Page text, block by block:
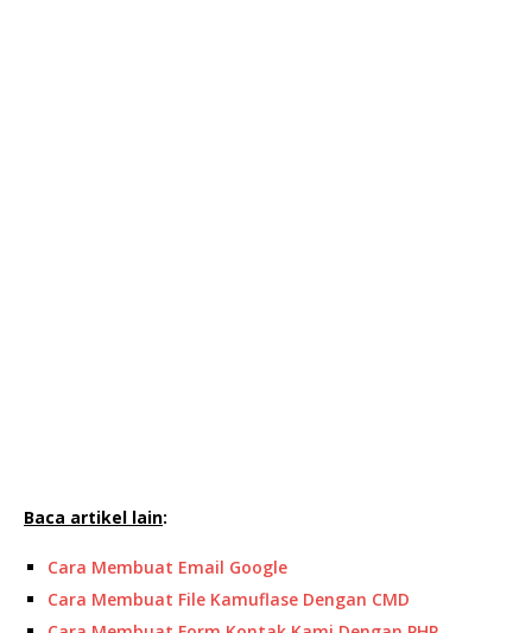
Baca artikel lain:
Cara Membuat Email Google
Cara Membuat File Kamuflase Dengan CMD